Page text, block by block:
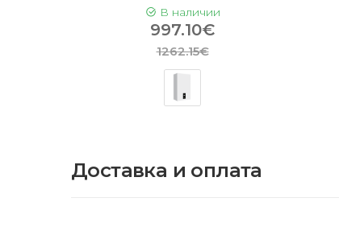
В наличии
997.10€
1262.15€
Доставка и оплата